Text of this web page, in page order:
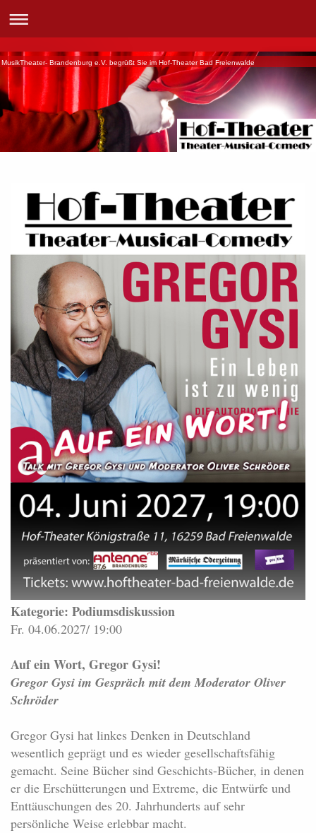
MusikTheater- Brandenburg e.V. begrüßt Sie im Hof-Theater Bad Freienwalde
Kategorie: Podiumsdiskussion
Fr. 04.06.2027/ 19:00
Auf ein Wort, Gregor Gysi!
Gregor Gysi im Gespräch mit dem Moderator Oliver
Schröder
Gregor Gysi hat linkes Denken in Deutschland
wesentlich geprägt und es wieder gesellschaftsfähig
gemacht. Seine Bücher sind Geschichts-Bücher, in denen
er die Erschütterungen und Extreme, die Entwürfe und
Enttäuschungen des 20. Jahrhunderts auf sehr
persönliche Weise erlebbar macht.